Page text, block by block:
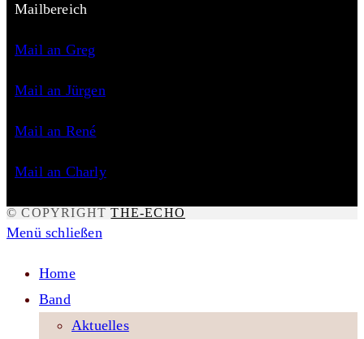
Mailbereich
Mail an Greg
Mail an Jürgen
Mail an René
Mail an Charly
© COPYRIGHTTHE-ECHO
Menü schließen
Home
Band
Aktuelles